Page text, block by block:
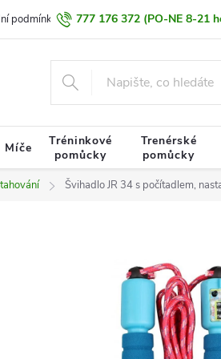
777 176 372 (PO-NE 8-21
podmínky Zásady zpracování osobních
Míče
Tréninkové
pomůcky
Trenérské
pomůcky
Švihadlo JR 34 s počítadlem,